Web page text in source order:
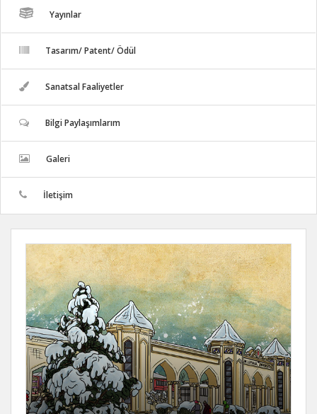
Yayınlar
Tasarım/ Patent/ Ödül
Sanatsal Faaliyetler
Bilgi Paylaşımlarım
Galeri
İletişim